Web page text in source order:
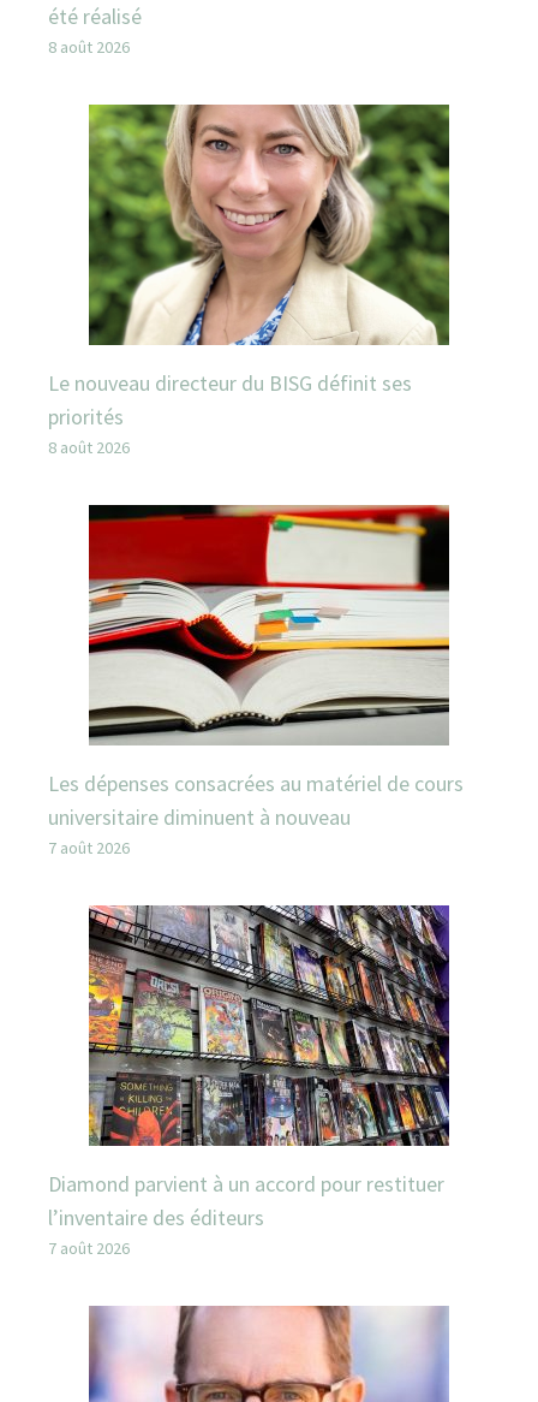
été réalisé
8 août 2026
Le nouveau directeur du BISG définit ses
priorités
8 août 2026
Les dépenses consacrées au matériel de cours
universitaire diminuent à nouveau
7 août 2026
Diamond parvient à un accord pour restituer
l’inventaire des éditeurs
7 août 2026